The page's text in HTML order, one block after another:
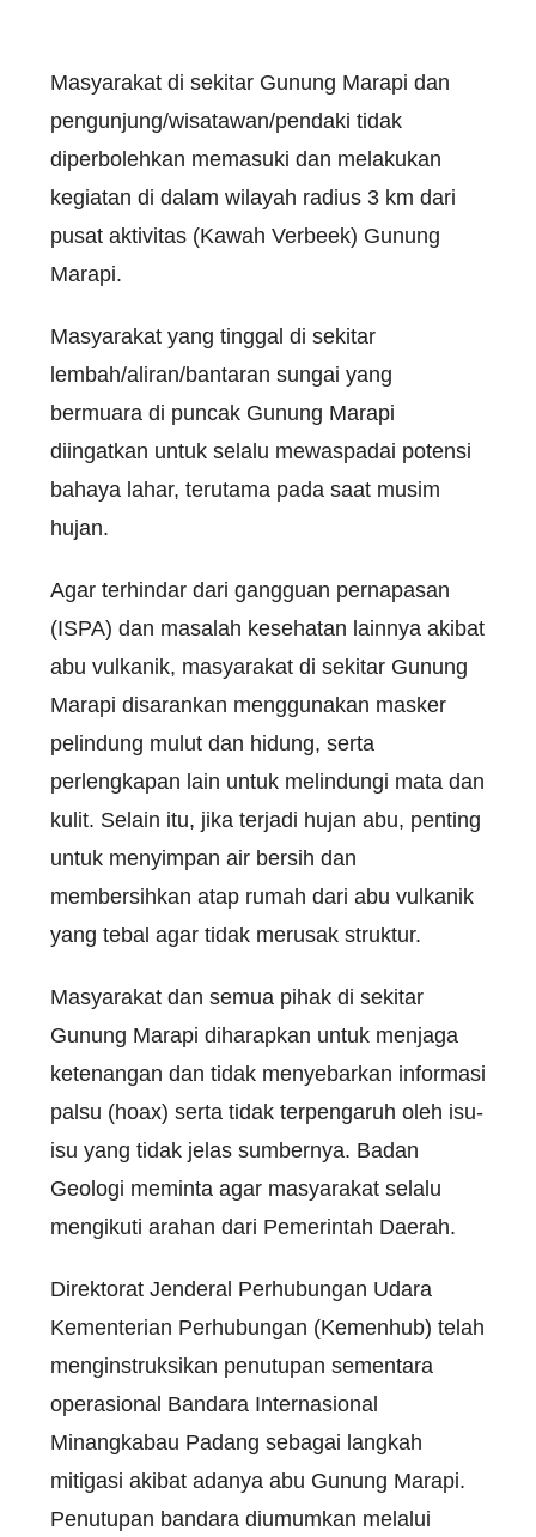
Masyarakat di sekitar Gunung Marapi dan
pengunjung/wisatawan/pendaki tidak
diperbolehkan memasuki dan melakukan
kegiatan di dalam wilayah radius 3 km dari
pusat aktivitas (Kawah Verbeek) Gunung
Marapi.
Masyarakat yang tinggal di sekitar
lembah/aliran/bantaran sungai yang
bermuara di puncak Gunung Marapi
diingatkan untuk selalu mewaspadai potensi
bahaya lahar, terutama pada saat musim
hujan.
Agar terhindar dari gangguan pernapasan
(ISPA) dan masalah kesehatan lainnya akibat
abu vulkanik, masyarakat di sekitar Gunung
Marapi disarankan menggunakan masker
pelindung mulut dan hidung, serta
perlengkapan lain untuk melindungi mata dan
kulit. Selain itu, jika terjadi hujan abu, penting
untuk menyimpan air bersih dan
membersihkan atap rumah dari abu vulkanik
yang tebal agar tidak merusak struktur.
Masyarakat dan semua pihak di sekitar
Gunung Marapi diharapkan untuk menjaga
ketenangan dan tidak menyebarkan informasi
palsu (hoax) serta tidak terpengaruh oleh isu-
isu yang tidak jelas sumbernya. Badan
Geologi meminta agar masyarakat selalu
mengikuti arahan dari Pemerintah Daerah.
Direktorat Jenderal Perhubungan Udara
Kementerian Perhubungan (Kemenhub) telah
menginstruksikan penutupan sementara
operasional Bandara Internasional
Minangkabau Padang sebagai langkah
mitigasi akibat adanya abu Gunung Marapi.
Penutupan bandara diumumkan melalui